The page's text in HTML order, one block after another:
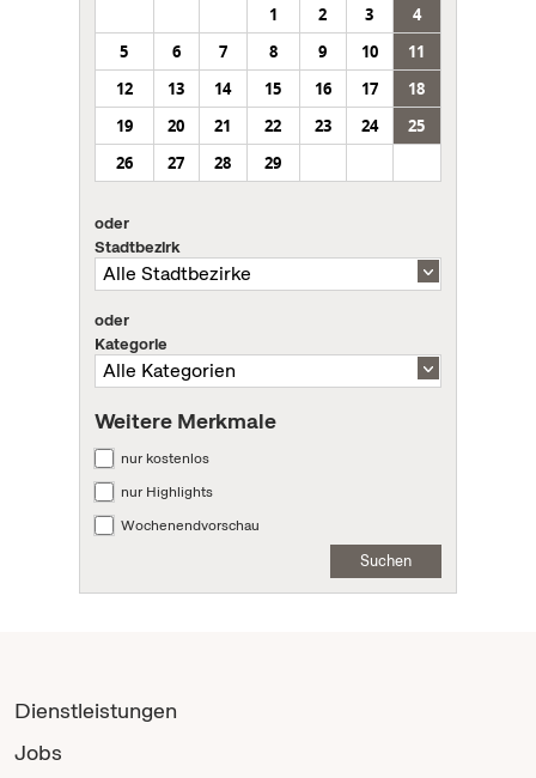
1
2 3
4
5
6 7 8 9 10
11
12
13 14 15 16 17
18
19
20 21 22 23 24
25
26
27 28 29
oder
Stadtbezirk
oder
Kategorie
Weitere Merkmale
nur kostenlos
nur Highlights
Wochenendvorschau
Suchen
Dienstleistungen
Jobs